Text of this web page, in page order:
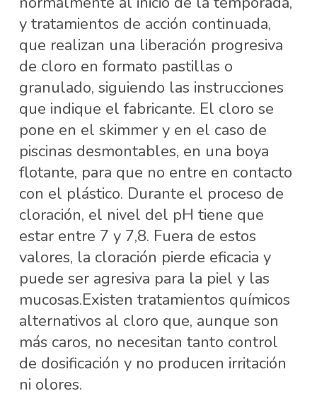
y tratamientos de acción continuada,
que realizan una liberación progresiva
de cloro en formato pastillas o
granulado, siguiendo las instrucciones
que indique el fabricante. El cloro se
pone en el skimmer y en el caso de
piscinas desmontables, en una boya
flotante, para que no entre en contacto
con el plástico. Durante el proceso de
cloración, el nivel del pH tiene que
estar entre 7 y 7,8. Fuera de estos
valores, la cloración pierde eficacia y
puede ser agresiva para la piel y las
mucosas.Existen tratamientos químicos
alternativos al cloro que, aunque son
más caros, no necesitan tanto control
de dosificación y no producen irritación
ni olores.